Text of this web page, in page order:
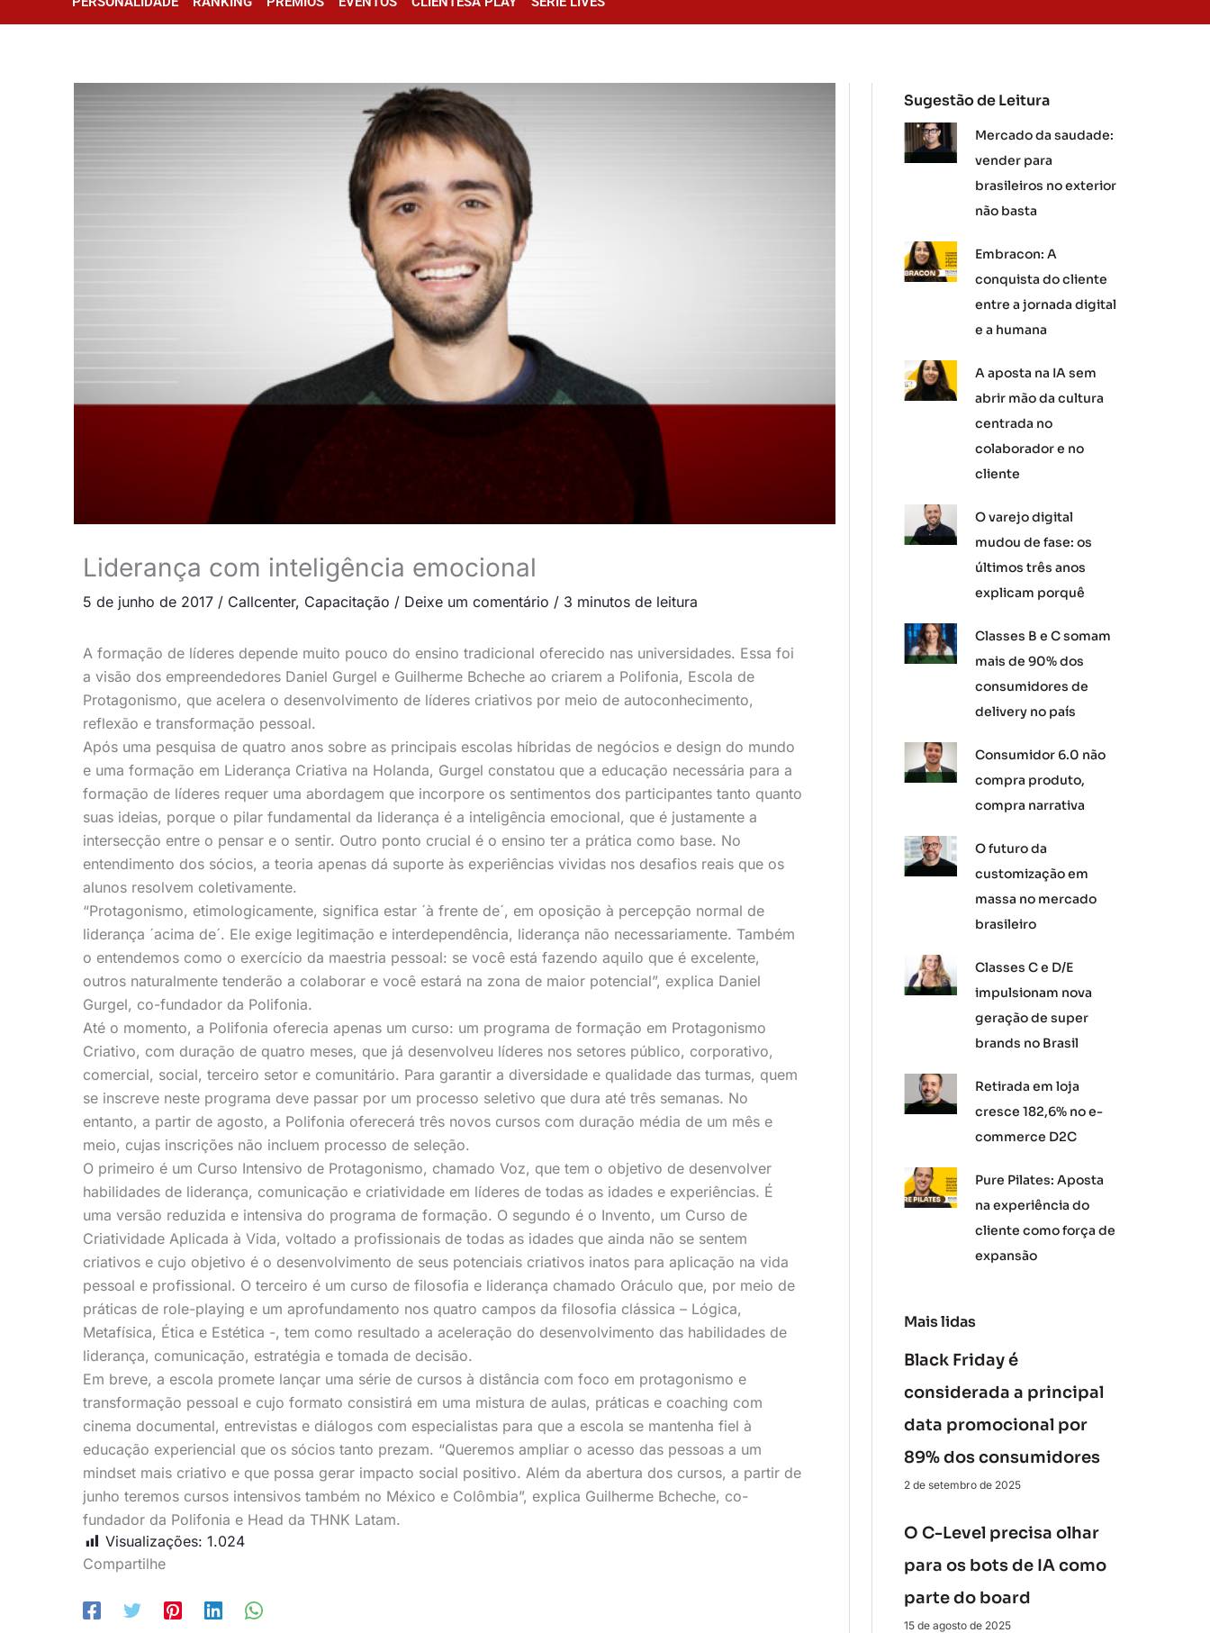
Liderança com inteligência emocional
5 de junho de 2017 / Callcenter, Capacitação / Deixe um comentário / 3 minutos de leitura
A formação de líderes depende muito pouco do ensino tradicional oferecido nas universidades. Essa foi
a visão dos empreendedores Daniel Gurgel e Guilherme Bcheche ao criarem a Polifonia, Escola de
Protagonismo, que acelera o desenvolvimento de líderes criativos por meio de autoconhecimento,
reflexão e transformação pessoal.
Após uma pesquisa de quatro anos sobre as principais escolas híbridas de negócios e design do mundo
e uma formação em Liderança Criativa na Holanda, Gurgel constatou que a educação necessária para a
formação de líderes requer uma abordagem que incorpore os sentimentos dos participantes tanto quanto
suas ideias, porque o pilar fundamental da liderança é a inteligência emocional, que é justamente a
intersecção entre o pensar e o sentir. Outro ponto crucial é o ensino ter a prática como base. No
entendimento dos sócios, a teoria apenas dá suporte às experiências vividas nos desafios reais que os
alunos resolvem coletivamente.
“Protagonismo, etimologicamente, significa estar ´à frente de´, em oposição à percepção normal de
liderança ´acima de´. Ele exige legitimação e interdependência, liderança não necessariamente. Também
o entendemos como o exercício da maestria pessoal: se você está fazendo aquilo que é excelente,
outros naturalmente tenderão a colaborar e você estará na zona de maior potencial”, explica Daniel
Gurgel, co-fundador da Polifonia.
Até o momento, a Polifonia oferecia apenas um curso: um programa de formação em Protagonismo
Criativo, com duração de quatro meses, que já desenvolveu líderes nos setores público, corporativo,
comercial, social, terceiro setor e comunitário. Para garantir a diversidade e qualidade das turmas, quem
se inscreve neste programa deve passar por um processo seletivo que dura até três semanas. No
entanto, a partir de agosto, a Polifonia oferecerá três novos cursos com duração média de um mês e
meio, cujas inscrições não incluem processo de seleção.
O primeiro é um Curso Intensivo de Protagonismo, chamado Voz, que tem o objetivo de desenvolver
habilidades de liderança, comunicação e criatividade em líderes de todas as idades e experiências. É
uma versão reduzida e intensiva do programa de formação. O segundo é o Invento, um Curso de
Criatividade Aplicada à Vida, voltado a profissionais de todas as idades que ainda não se sentem
criativos e cujo objetivo é o desenvolvimento de seus potenciais criativos inatos para aplicação na vida
pessoal e profissional. O terceiro é um curso de filosofia e liderança chamado Oráculo que, por meio de
práticas de role-playing e um aprofundamento nos quatro campos da filosofia clássica – Lógica,
Metafísica, Ética e Estética -, tem como resultado a aceleração do desenvolvimento das habilidades de
liderança, comunicação, estratégia e tomada de decisão.
Em breve, a escola promete lançar uma série de cursos à distância com foco em protagonismo e
transformação pessoal e cujo formato consistirá em uma mistura de aulas, práticas e coaching com
cinema documental, entrevistas e diálogos com especialistas para que a escola se mantenha fiel à
educação experiencial que os sócios tanto prezam. “Queremos ampliar o acesso das pessoas a um
mindset mais criativo e que possa gerar impacto social positivo. Além da abertura dos cursos, a partir de
junho teremos cursos intensivos também no México e Colômbia”, explica Guilherme Bcheche, co-
fundador da Polifonia e Head da THNK Latam.
Visualizações: 1.024
Compartilhe
Sugestão de Leitura
Mercado da saudade:
vender para
brasileiros no exterior
não basta
Embracon: A
conquista do cliente
entre a jornada digital
e a humana
A aposta na IA sem
abrir mão da cultura
centrada no
colaborador e no
cliente
O varejo digital
mudou de fase: os
últimos três anos
explicam porquê
Classes B e C somam
mais de 90% dos
consumidores de
delivery no país
Consumidor 6.0 não
compra produto,
compra narrativa
O futuro da
customização em
massa no mercado
brasileiro
Classes C e D/E
impulsionam nova
geração de super
brands no Brasil
Retirada em loja
cresce 182,6% no e-
commerce D2C
Pure Pilates: Aposta
na experiência do
cliente como força de
expansão
Mais lidas
Black Friday é
considerada a principal
data promocional por
89% dos consumidores
2 de setembro de 2025
O C-Level precisa olhar
para os bots de IA como
parte do board
15 de agosto de 2025